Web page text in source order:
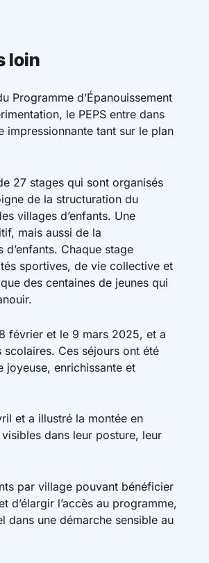
loin
Programme d’Épanouissement
le PEPS entre dans
impressionnante tant sur le plan
27 stages qui sont organisés
de la structuration du
villages d’enfants. Une
mais aussi de la
Chaque stage
sportives, de vie collective et
des centaines de jeunes qui
février et le 9 mars 2025, et a
scolaires. Ces séjours ont été
joyeuse, enrichissante et
et a illustré la montée en
dans leur posture, leur
par village pouvant bénéficier
d’élargir l’accès au programme,
dans une démarche sensible au